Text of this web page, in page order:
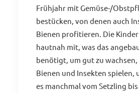
Frühjahr mit Gemüse-/
bestücken, von denen auch
Bienen profitieren. Die
hautnah mit, was das
benötigt, um gut zu wachsen,
Bienen und Insekten spielen,
es manchmal vom Setzling